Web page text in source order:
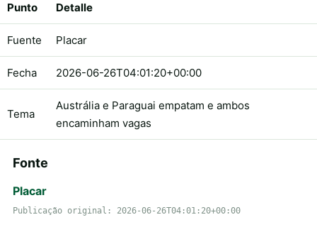
Punto Detalle
Fuente Placar
Fecha 2026-06-26T04:01:20+00:00
Tema
Austrália e Paraguai empatam e ambos
encaminham vagas
Fonte
Placar
Publicação original: 2026-06-26T04:01:20+00:00